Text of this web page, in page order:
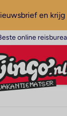
en
online